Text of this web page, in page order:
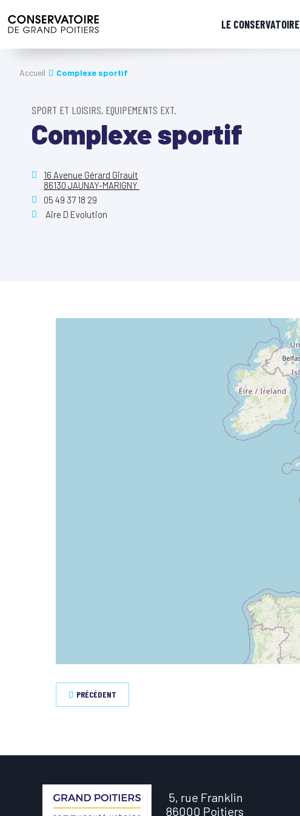
LE CONSERVATOIRE
Accueil Complexe sportif
SPORT ET LOISIRS, EQUIPEMENTS EXT.
Complexe sportif
16 Avenue Gérard Girault
86130 JAUNAY-MARIGNY
05 49 37 18 29
Aire D Evolution
PRÉCÉDENT
5, rue Franklin
86000 Poitiers